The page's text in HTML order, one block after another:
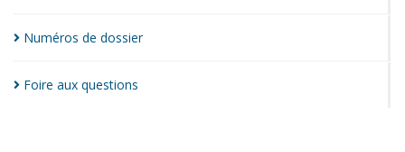
Numéros de dossier
Foire aux questions